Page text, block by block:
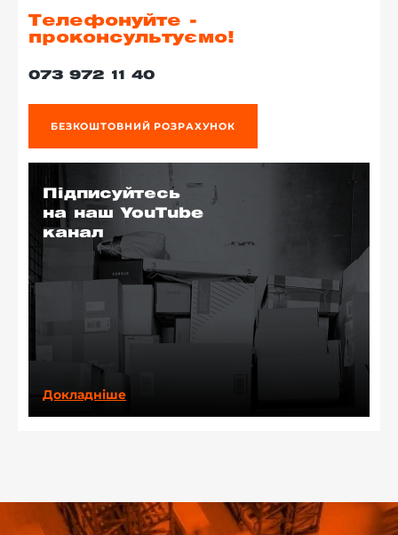
Телефонуйте -
проконсультуємо!
073 972 11 40
БЕЗКОШТОВНИЙ РОЗРАХУНОК
Підписуйтесь
на наш YouTube
канал
Докладніше